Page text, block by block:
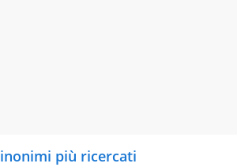
più ricercati